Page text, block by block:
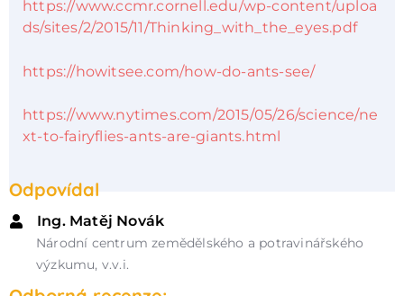
https://www.ccmr.cornell.edu/wp-content/uploa
ds/sites/2/2015/11/Thinking_with_the_eyes.pdf
https://howitsee.com/how-do-ants-see/
https://www.nytimes.com/2015/05/26/science/ne
xt-to-fairyflies-ants-are-giants.html
Odpovídal
Ing. Matěj Novák
Národní centrum zemědělského a potravinářského
výzkumu, v.v.i.